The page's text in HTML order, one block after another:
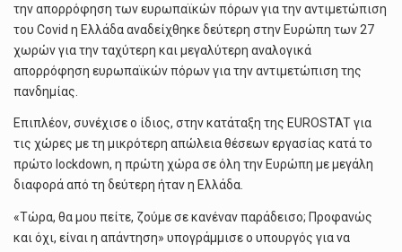
την απορρόφηση των ευρωπαϊκών πόρων για την αντιμετώπιση
του Covid η Ελλάδα αναδείχθηκε δεύτερη στην Ευρώπη των 27
χωρών για την ταχύτερη και μεγαλύτερη αναλογικά
απορρόφηση ευρωπαϊκών πόρων για την αντιμετώπιση της
πανδημίας.
Επιπλέον, συνέχισε ο ίδιος, στην κατάταξη της EUROSTAT για
τις χώρες με τη μικρότερη απώλεια θέσεων εργασίας κατά το
πρώτο lockdown, η πρώτη χώρα σε όλη την Ευρώπη με μεγάλη
διαφορά από τη δεύτερη ήταν η Ελλάδα.
«Τώρα, θα μου πείτε, ζούμε σε κανέναν παράδεισο; Προφανώς
και όχι, είναι η απάντηση» υπογράμμισε ο υπουργός για να